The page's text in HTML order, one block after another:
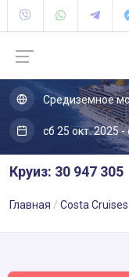
Средиземное
сб 25 окт. 2025
Круиз: 30 947 305
Главная Costa Cruises